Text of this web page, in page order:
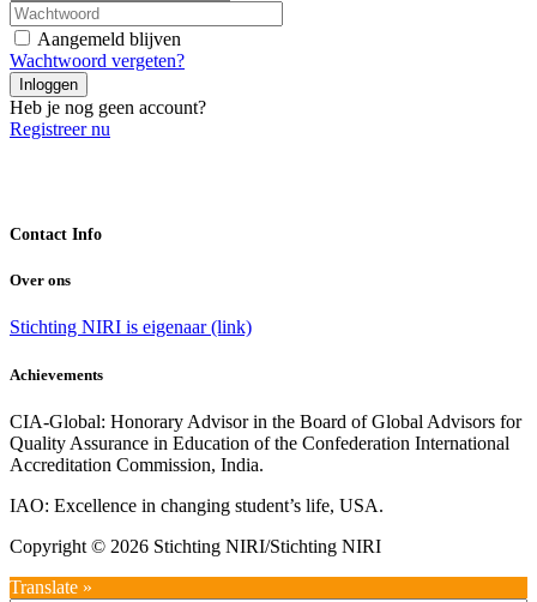
Aangemeld blijven
Wachtwoord vergeten?
Inloggen
Heb je nog geen account?
Registreer nu
Contact Info
Over ons
Stichting NIRI is eigenaar (link)
Achievements
CIA-Global: Honorary Advisor in the Board of Global Advisors for
Quality Assurance in Education of the Confederation International
Accreditation Commission, India.
IAO: Excellence in changing student’s life, USA.
Copyright © 2026 Stichting NIRI/Stichting NIRI
Translate »